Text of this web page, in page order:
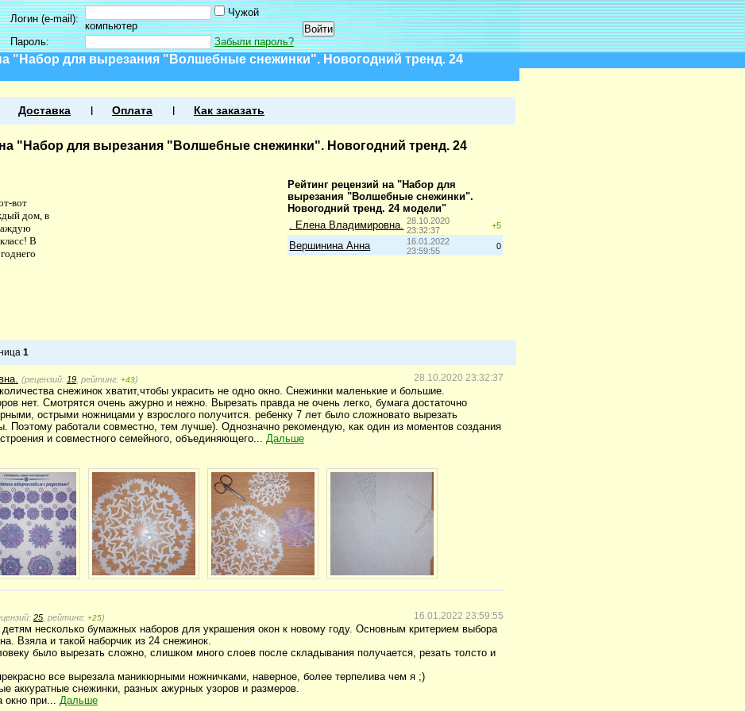
Логин (e-mail):
Чужой
компьютер
Пароль:
Забыли пароль?
"Набор для вырезания "Волшебные снежинки". Новогодний тренд. 24
Доставка Оплата Как заказать
на "Набор для вырезания "Волшебные снежинки". Новогодний тренд. 24
Рейтинг рецензий на "Набор для
вырезания "Волшебные снежинки".
Новогодний тренд. 24 модели"
. Елена Владимировна. 28.10.2020
23:32:37
+5
Вершинина Анна
16.01.2022
23:59:55
0
вот
дом, в
В
1
28.10.2020 23:32:37
(рецензий: 19 , рейтинг: +43)
снежинок хватит,чтобы украсить не одно окно. Снежинки маленькие и большие.
нет. Смотрятся очень ажурно и нежно. Вырезать правда не очень легко, бумага достаточно
острыми ножницами у взрослого получится. ребенку 7 лет было сложновато вырезать
Поэтому работали совместно, тем лучше). Однозначно рекомендую, как один из моментов создания
и совместного семейного, объединяющего... Дальше
16.01.2022 23:59:55
25 , рейтинг: +25)
несколько бумажных наборов для украшения окон к новому году. Основным критерием выбора
Взяла и такой наборчик из 24 снежинок.
было вырезать сложно, слишком много слоев после складывания получается, резать толсто и
все вырезала маникюрными ножничками, наверное, более терпелива чем я ;)
аккуратные снежинки, разных ажурных узоров и размеров.
окно при... Дальше